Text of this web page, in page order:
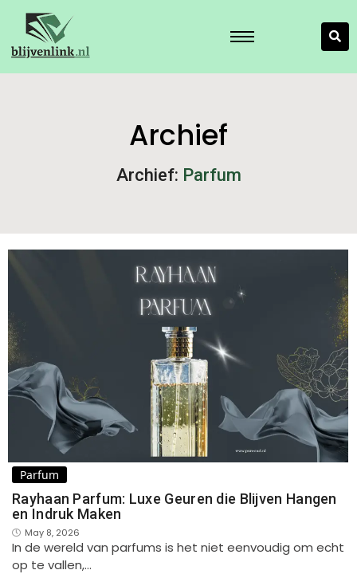
Archief
Archief: Parfum
Parfum
Rayhaan Parfum: Luxe Geuren die Blijven Hangen
en Indruk Maken
May 8, 2026
In de wereld van parfums is het niet eenvoudig om echt
op te vallen,…